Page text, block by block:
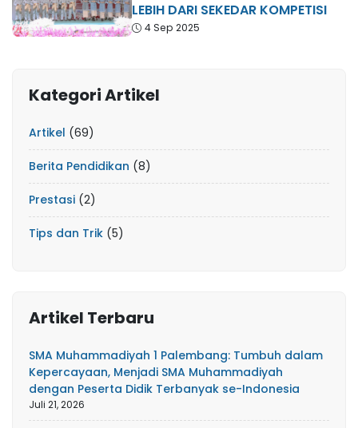
LEBIH DARI SEKEDAR KOMPETISI
4 Sep 2025
Kategori Artikel
Artikel (69)
Berita Pendidikan (8)
Prestasi (2)
Tips dan Trik (5)
Artikel Terbaru
SMA Muhammadiyah 1 Palembang: Tumbuh dalam
Kepercayaan, Menjadi SMA Muhammadiyah
dengan Peserta Didik Terbanyak se-Indonesia
Juli 21, 2026